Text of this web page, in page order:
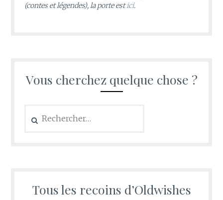
(contes et légendes), la porte estici.
Vous cherchez quelque chose ?
Tous les recoins d’Oldwishes